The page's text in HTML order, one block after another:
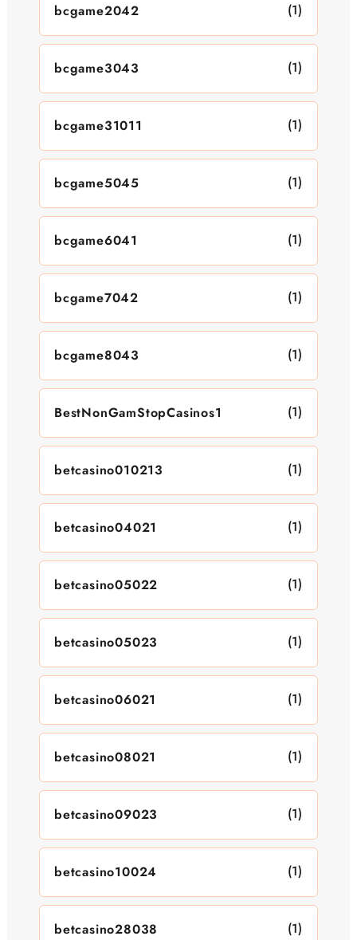
bcgame2042 (1)
bcgame3043 (1)
bcgame31011 (1)
bcgame5045 (1)
bcgame6041 (1)
bcgame7042 (1)
bcgame8043 (1)
BestNonGamStopCasinos1 (1)
betcasino010213 (1)
betcasino04021 (1)
betcasino05022 (1)
betcasino05023 (1)
betcasino06021 (1)
betcasino08021 (1)
betcasino09023 (1)
betcasino10024 (1)
betcasino28038 (1)